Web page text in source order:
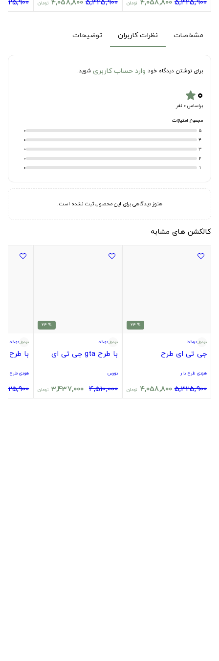
تومان تومان
مشخصات نظرات کاربران توضیحات
برای نوشتن دیدگاه خود وارد حساب کاربری شوید.
۰star
براساس 0 نفر
مجموع امتیازات
5
0
4
0
3
0
2
0
1
0
هنوز دیدگاهی برای این محصول ثبت نشده است.
کالکشن های مشابه
% 24
دوخط
جی تی ای طرح
هودی طرح دار
5,325,900
4,058,800 تومان
% 24
دوخط
با طرح gta جی تی ای
دورس
4,510,000
3,437,000 تومان
دوخط
با طرح gta جی تی ای
هودی طرح دار